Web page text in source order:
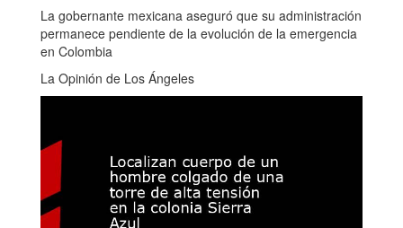
La gobernante mexicana aseguró que su administración
permanece pendiente de la evolución de la emergencia
en Colombia
La Opinión de Los Ángeles